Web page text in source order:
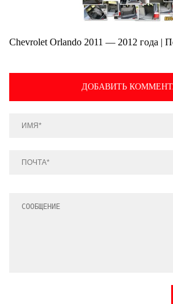
Chevrolet Orlando 2011 — 2012 года |
ДОБАВИТЬ